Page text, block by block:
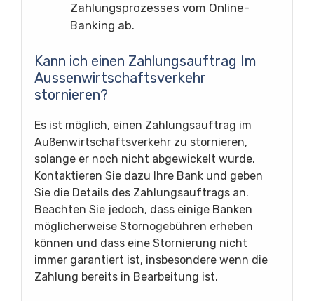
Zahlungsprozesses vom Online-
Banking ab.
Kann ich einen Zahlungsauftrag Im
Aussenwirtschaftsverkehr
stornieren?
Es ist möglich, einen Zahlungsauftrag im
Außenwirtschaftsverkehr zu stornieren,
solange er noch nicht abgewickelt wurde.
Kontaktieren Sie dazu Ihre Bank und geben
Sie die Details des Zahlungsauftrags an.
Beachten Sie jedoch, dass einige Banken
möglicherweise Stornogebühren erheben
können und dass eine Stornierung nicht
immer garantiert ist, insbesondere wenn die
Zahlung bereits in Bearbeitung ist.